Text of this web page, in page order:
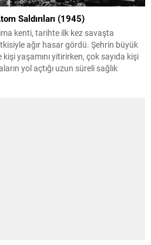
Saldırıları (1945)
kenti, tarihte ilk kez savaşta
ağır hasar gördü. Şehrin büyük
kişi yaşamını yitirirken, çok sayıda kişi
yol açtığı uzun süreli sağlık
9 Ağustos’ta Nagazaki aynı